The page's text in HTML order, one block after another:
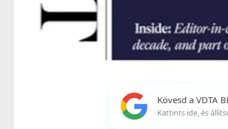
Kövesd a VDTA
Kattints ide, és